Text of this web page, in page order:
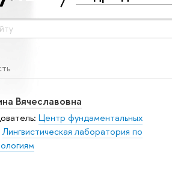
Вячеславовна
Центр фундаментальных
Лингвистическая лаборатория по